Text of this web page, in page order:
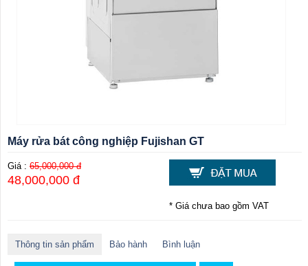
Máy rửa bát công nghiệp Fujishan GT
Giá : 65,000,000 đ
48,000,000 đ
* Giá chưa bao gồm VAT
Thông tin sản phẩm Bảo hành Bình luận